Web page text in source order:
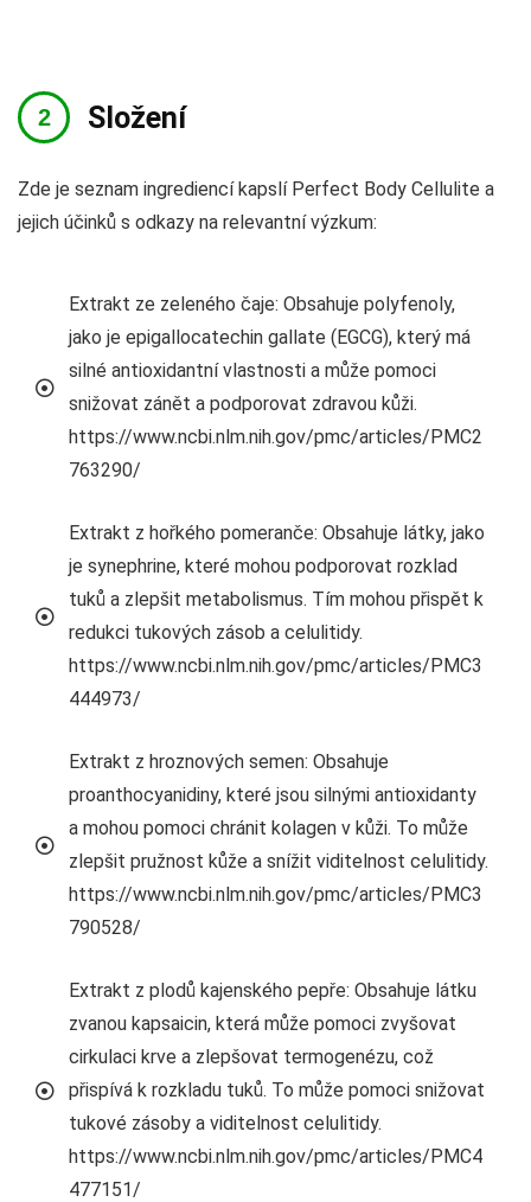
Složení
Zde je seznam ingrediencí kapslí Perfect Body Cellulite a
jejich účinků s odkazy na relevantní výzkum:
Extrakt ze zeleného čaje: Obsahuje polyfenoly,
jako je epigallocatechin gallate (EGCG), který má
silné antioxidantní vlastnosti a může pomoci
snižovat zánět a podporovat zdravou kůži.
https://www.ncbi.nlm.nih.gov/pmc/articles/PMC2
763290/
Extrakt z hořkého pomeranče: Obsahuje látky, jako
je synephrine, které mohou podporovat rozklad
tuků a zlepšit metabolismus. Tím mohou přispět k
redukci tukových zásob a celulitidy.
https://www.ncbi.nlm.nih.gov/pmc/articles/PMC3
444973/
Extrakt z hroznových semen: Obsahuje
proanthocyanidiny, které jsou silnými antioxidanty
a mohou pomoci chránit kolagen v kůži. To může
zlepšit pružnost kůže a snížit viditelnost celulitidy.
https://www.ncbi.nlm.nih.gov/pmc/articles/PMC3
790528/
Extrakt z plodů kajenského pepře: Obsahuje látku
zvanou kapsaicin, která může pomoci zvyšovat
cirkulaci krve a zlepšovat termogenézu, což
přispívá k rozkladu tuků. To může pomoci snižovat
tukové zásoby a viditelnost celulitidy.
https://www.ncbi.nlm.nih.gov/pmc/articles/PMC4
477151/